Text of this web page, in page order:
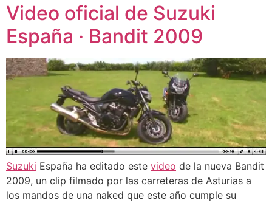
Video oficial de Suzuki
España · Bandit 2009
Suzuki España ha editado este video de la nueva Bandit
2009, un clip filmado por las carreteras de Asturias a
los mandos de una naked que este año cumple su